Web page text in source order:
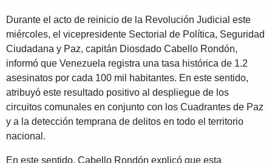
Durante el acto de reinicio de la Revolución Judicial este
miércoles, el vicepresidente Sectorial de Política, Seguridad
Ciudadana y Paz, capitán Diosdado Cabello Rondón,
informó que Venezuela registra una tasa histórica de 1.2
asesinatos por cada 100 mil habitantes. En este sentido,
atribuyó este resultado positivo al despliegue de los
circuitos comunales en conjunto con los Cuadrantes de Paz
y a la detección temprana de delitos en todo el territorio
nacional.
En este sentido, Cabello Rondón explicó que esta